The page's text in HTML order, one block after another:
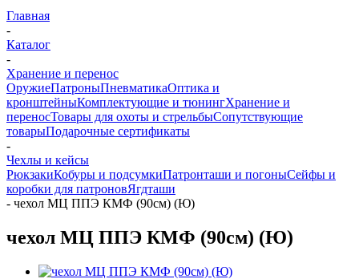
Главная
-
Каталог
-
Хранение и перенос
ОружиеПатроныПневматикаОптика и
кронштейныКомплектующие и тюнингХранение и
переносТовары для охоты и стрельбыСопутствующие
товарыПодарочные сертификаты
-
Чехлы и кейсы
РюкзакиКобуры и подсумкиПатронташи и погоныСейфы и
коробки для патроновЯгдташи
- чехол МЦ ППЭ КМФ (90см) (Ю)
чехол МЦ ППЭ КМФ (90см) (Ю)